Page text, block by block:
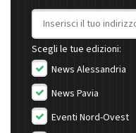
Indirizzo email
Scegli le tue edizioni:
News Alessandria
News Pavia
Eventi Nord-Ovest